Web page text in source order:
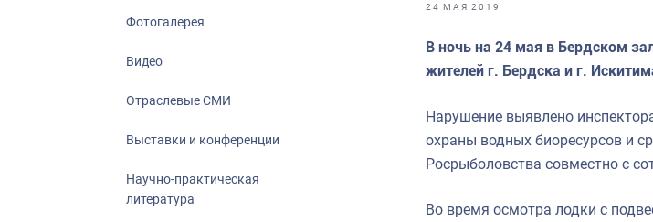
Большая африканская экспедиция
Фотогалерея
Видео
Отраслевые СМИ
Выставки и конференции
Научно-практическая
литература
24 МАЯ 2019
В ночь на 24 мая в Бердском
жителей г. Бердска и г.
Нарушение выявлено
охраны водных биоресурсов и
Росрыболовства совместно с
Во время осмотра лодки с